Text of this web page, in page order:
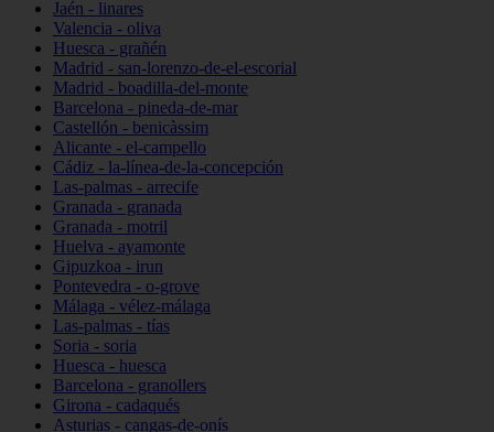
Jaén - linares
Valencia - oliva
Huesca - grañén
Madrid - san-lorenzo-de-el-escorial
Madrid - boadilla-del-monte
Barcelona - pineda-de-mar
Castellón - benicàssim
Alicante - el-campello
Cádiz - la-línea-de-la-concepción
Las-palmas - arrecife
Granada - granada
Granada - motril
Huelva - ayamonte
Gipuzkoa - irun
Pontevedra - o-grove
Málaga - vélez-málaga
Las-palmas - tías
Soria - soria
Huesca - huesca
Barcelona - granollers
Girona - cadaqués
Asturias - cangas-de-onís